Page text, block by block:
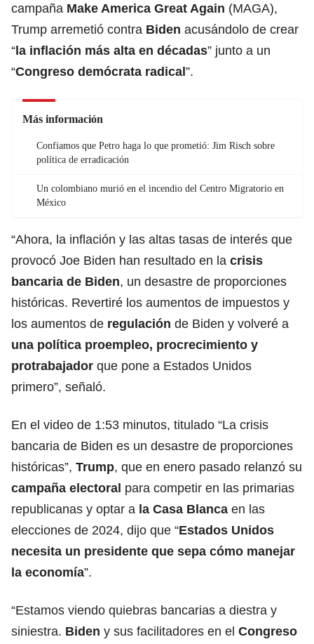
campaña Make America Great Again (MAGA),
Trump arremetió contra Biden acusándolo de crear
“la inflación más alta en décadas” junto a un
“Congreso demócrata radical”.
Más información
Confiamos que Petro haga lo que prometió: Jim Risch sobre
política de erradicación
Un colombiano murió en el incendio del Centro Migratorio en
México
“Ahora, la inflación y las altas tasas de interés que
provocó Joe Biden han resultado en la crisis
bancaria de Biden, un desastre de proporciones
históricas. Revertiré los aumentos de impuestos y
los aumentos de regulación de Biden y volveré a
una política proempleo, procrecimiento y
protrabajador que pone a Estados Unidos
primero”, señaló.
En el video de 1:53 minutos, titulado “La crisis
bancaria de Biden es un desastre de proporciones
históricas”, Trump, que en enero pasado relanzó su
campaña electoral para competir en las primarias
republicanas y optar a la Casa Blanca en las
elecciones de 2024, dijo que “Estados Unidos
necesita un presidente que sepa cómo manejar
la economía”.
“Estamos viendo quiebras bancarias a diestra y
siniestra. Biden y sus facilitadores en el Congreso